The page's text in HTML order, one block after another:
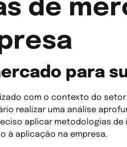
de
para
com o contexto do
realizar uma análise
aplicar metodologias
à aplicação na empresa.